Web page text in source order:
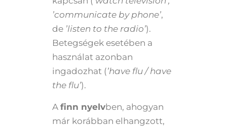
’communicate by phone’,
de ’listen to the radio’).
Betegségek esetében a
használat azonban
ingadozhat (’have flu / have
the flu’).
A finn nyelvben, ahogyan
már korábban elhangzott,